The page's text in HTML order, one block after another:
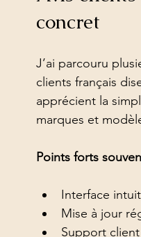
Optimisation des performances
« Conseils techniques »
concret
J’ai parcouru
clients français
apprécient la
marques et
Points forts
Interface
Mise à jour
Support